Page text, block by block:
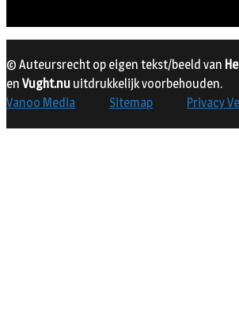
© Auteursrecht op eigen tekst/beeld van
en Vught.nu uitdrukkelijk voorbehouden.
Vanoo Media
Sitemap Privacy